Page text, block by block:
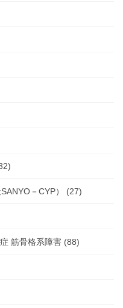
－CYP） (27)
筋骨格系障害 (88)